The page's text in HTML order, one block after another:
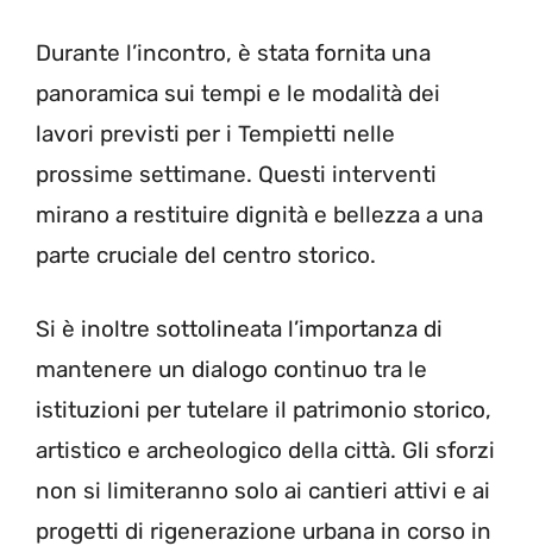
Durante l’incontro, è stata fornita una
panoramica sui tempi e le modalità dei
lavori previsti per i Tempietti nelle
prossime settimane. Questi interventi
mirano a restituire dignità e bellezza a una
parte cruciale del centro storico.
Si è inoltre sottolineata l’importanza di
mantenere un dialogo continuo tra le
istituzioni per tutelare il patrimonio storico,
artistico e archeologico della città. Gli sforzi
non si limiteranno solo ai cantieri attivi e ai
progetti di rigenerazione urbana in corso in